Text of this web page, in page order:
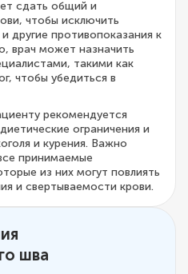
сдать общий и
чтобы исключить
другие противопоказания к
врач может назначить
такими как
чтобы убедиться в
рекомендуется
ограничения и
и курения. Важно
принимаемые
из них могут повлиять
и свертываемости крови.
шва